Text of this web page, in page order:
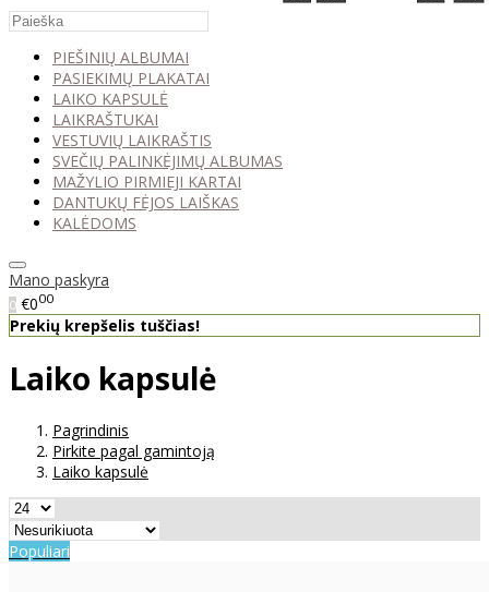
PIEŠINIŲ ALBUMAI
PASIEKIMŲ PLAKATAI
LAIKO KAPSULĖ
LAIKRAŠTUKAI
VESTUVIŲ LAIKRAŠTIS
SVEČIŲ PALINKĖJIMŲ ALBUMAS
MAŽYLIO PIRMIEJI KARTAI
DANTUKŲ FĖJOS LAIŠKAS
KALĖDOMS
Mano paskyra
0 €000
Prekių krepšelis tuščias!
Laiko kapsulė
Pagrindinis
Pirkite pagal gamintoją
Laiko kapsulė
Populiari